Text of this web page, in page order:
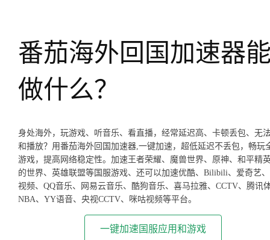
番茄海外回国加速器
做什么？
身处海外，玩游戏、听音乐、看直播，经常延迟高、卡顿丢包、无
和播放？用番茄海外回国加速器,一键加速，超低延迟不丢包，畅玩
游戏，提高网络稳定性。加速王者荣耀、魔兽世界、原神、和平精
的世界、英雄联盟等国服游戏、还可以加速优酷、Bilibili、爱奇艺
视频、QQ音乐、网易云音乐、酷狗音乐、喜马拉雅、CCTV、腾讯
NBA、YY语音、央视CCTV、咪咕视频等平台。
一键加速国服应用和游戏